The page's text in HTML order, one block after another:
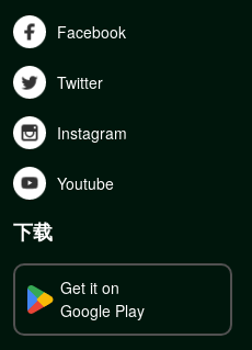
Facebook
Twitter
Instagram
Youtube
下载
Get it on
Google Play